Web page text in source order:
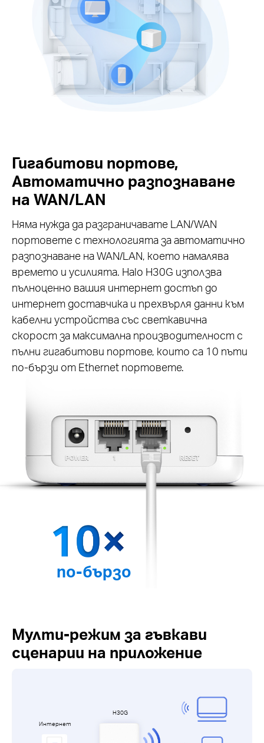
Гигабитови портове,
Автоматично разпознаване
на WAN/LAN
Няма нужда да разграничавате LAN/WAN
портовете с технологията за автоматично
разпознаване на WAN/LAN, което намалява
времето и усилията. Halo H30G използва
пълноценно вашия интернет достъп до
интернет доставчика и прехвърля данни към
кабелни устройства със светкавична
скорост за максимална производителност с
пълни гигабитови портове, които са 10 пъти
по-бързи от Ethernet портовете.
по-бързо
Мулти-режим за гъвкави
сценарии на приложение
Интернет
H30G